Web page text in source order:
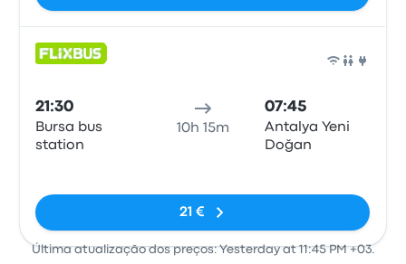
21:30
Bursa bus
station
10h 15m
07:45
Antalya Yeni
Doğan
21 €
Última atualização dos preços: Yesterday at 11:45 PM +03.